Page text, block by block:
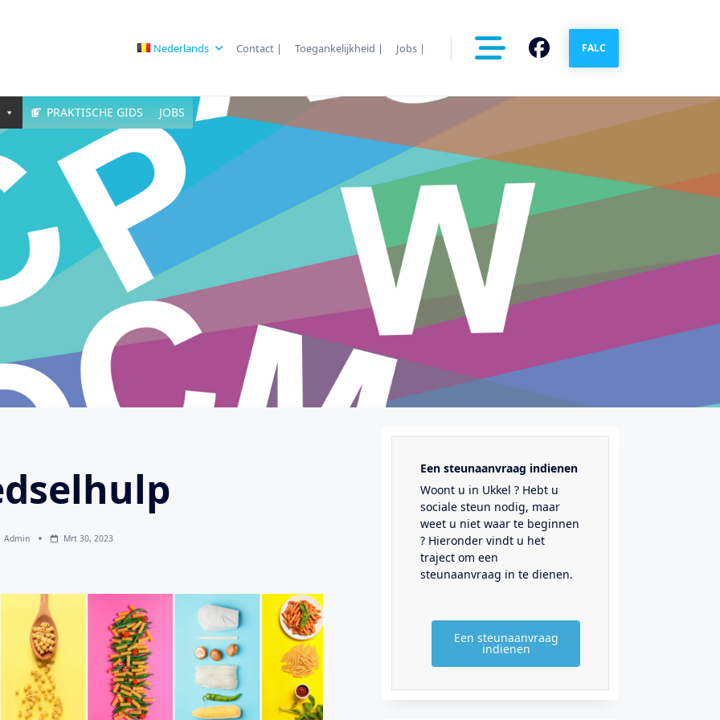
Nederlands Contact | Toegankelijkheid | Jobs | FALC
PRAKTISCHE GIDS JOBS
Admin Mrt 30, 2023
Een steunaanvraag indienen
Woont u in Ukkel ? Hebt u
sociale steun nodig, maar
weet u niet waar te beginnen
? Hieronder vindt u het
traject om een
steunaanvraag in te dienen.
Een steunaanvraag
indienen